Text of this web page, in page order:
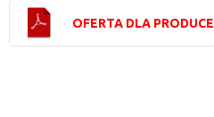
OFERTA DLA